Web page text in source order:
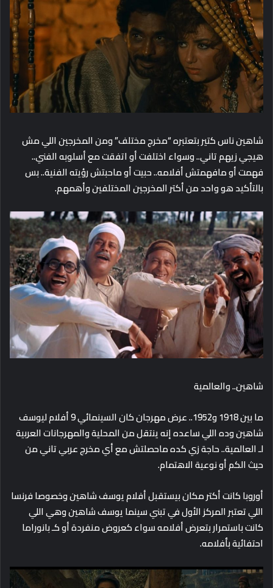
شاهين ناس كتير بتعتبره “مخرج مختلف” ومن المخرجين اللي مش
هيجي زيهم تاني.. وسواء اختلفت أو اتفقت مع أسلوبه الفني..
فهمت أو مافهمتش أفلامه.. حبيت أو ماحبتش رؤيته الفنية.. بس
بالتأكيد هو واحد من أكتر المخرجين المختلفين وأهمهم.
شاهين.. والعالمية
ما بين 1918 و1952.. عرض مهرجان كان السينمائي 9 أفلام ليوسف
شاهين وده اللي ساعده إنه ينتقل من المحلية والمهرجانات العربية
لـ العالمية.. حاجة زي كده ماحصلتش مع أي مخرج عربي تاني من
حيث الكم أو نوعية الاهتمام.
أوروبا كانت أكتر مكان بيستقبل أفلام يوسف شاهين وخصوصا فرنسا
اللي تعتبر المركز الأول في تبني سينما يوسف شاهين وهي اللي
كانت باستمرار بتعرض أفلامه سواء كعروض منفردة أو كـ بانوراما
احتفائية بأفلامه.